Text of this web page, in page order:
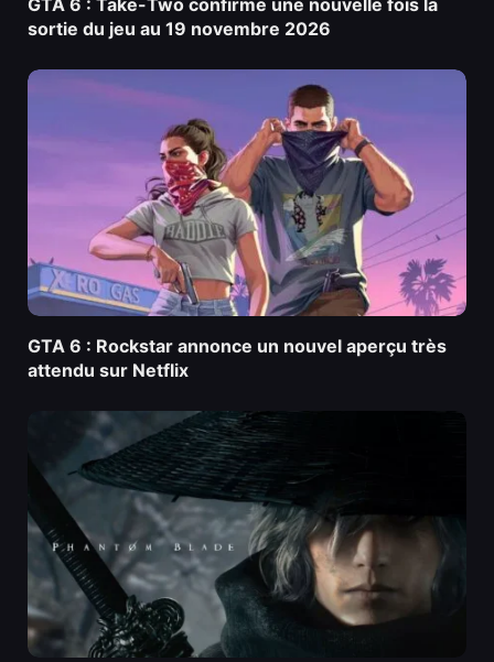
GTA 6 : Take-Two confirme une nouvelle fois la
sortie du jeu au 19 novembre 2026
GTA 6 : Rockstar annonce un nouvel aperçu très
attendu sur Netflix